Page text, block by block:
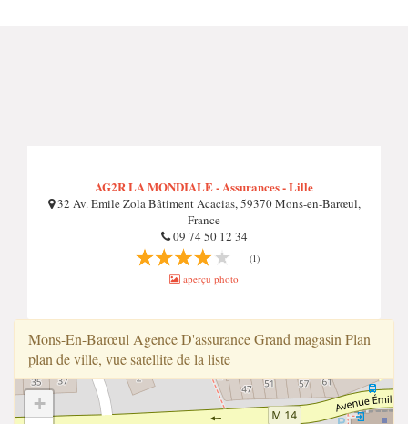
AG2R LA MONDIALE - Assurances - Lille
32 Av. Emile Zola Bâtiment Acacias, 59370 Mons-en-Barœul,
France
09 74 50 12 34
(1)
aperçu photo
Mons-En-Barœul Agence D'assurance Grand magasin Plan
plan de ville, vue satellite de la liste
+